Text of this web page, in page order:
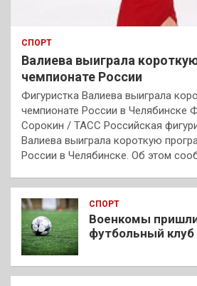
СПОРТ
Валиева выиграла
чемпионате России
Фигуристка Валиева выиграла
чемпионате России в Челябинске
Сорокин / ТАСС Российская
Валиева выиграла короткую
России в Челябинске. Об этом
СПОРТ
Военкомы
футбольный клуб